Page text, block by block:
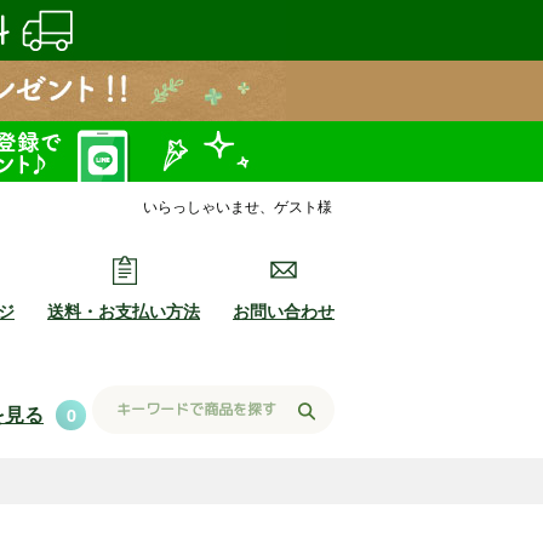
いらっしゃいませ、ゲスト様
送料・お支払い方法 お問い合わせ
る 0